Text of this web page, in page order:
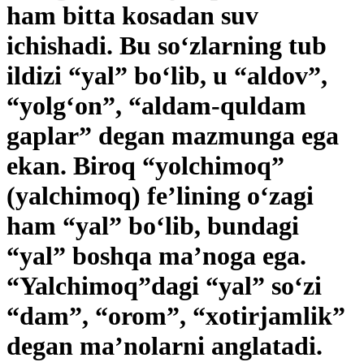
ham bitta kosadan suv
ichishadi. Bu so‘zlarning tub
ildizi “yal” bo‘lib, u “aldov”,
“yolg‘on”, “aldam-quldam
gaplar” degan mazmunga ega
ekan. Biroq “yolchimoq”
(yalchimoq) fe’lining o‘zagi
ham “yal” bo‘lib, bundagi
“yal” boshqa ma’noga ega.
“Yalchimoq”dagi “yal” so‘zi
“dam”, “orom”, “xotirjamlik”
degan ma’nolarni anglatadi.